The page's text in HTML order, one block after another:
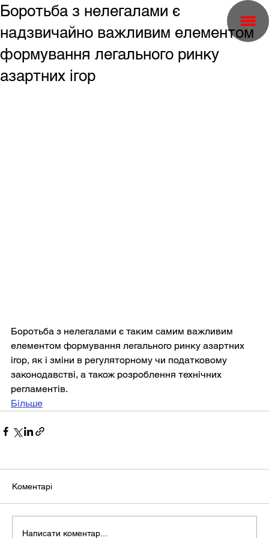
Боротьба з нелегалами є
надзвичайно важливим елементом
формування легального ринку
азартних ігор
Боротьба з нелегалами є таким самим важливим
елементом формування легального ринку азартних
ігор, як і зміни в регуляторному чи податковому
законодавстві, а також розроблення технічних
регламентів.
Більше
Коментарі
Написати коментар...